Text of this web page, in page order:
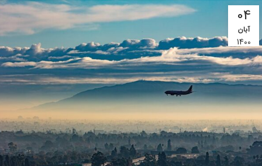
04
آبان
1400